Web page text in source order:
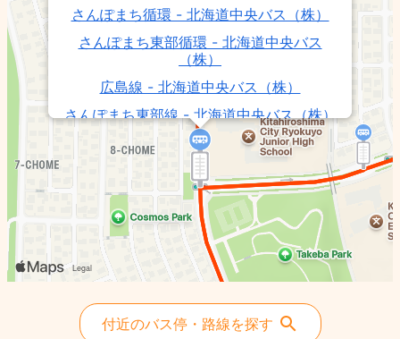
さんぽまち循環 - 北海道中央バス（株）
さんぽまち東部循環 - 北海道中央バス
（株）
広島線 - 北海道中央バス（株）
さんぽまち東部線 - 北海道中央バス（株）
付近のバス停・路線を探す